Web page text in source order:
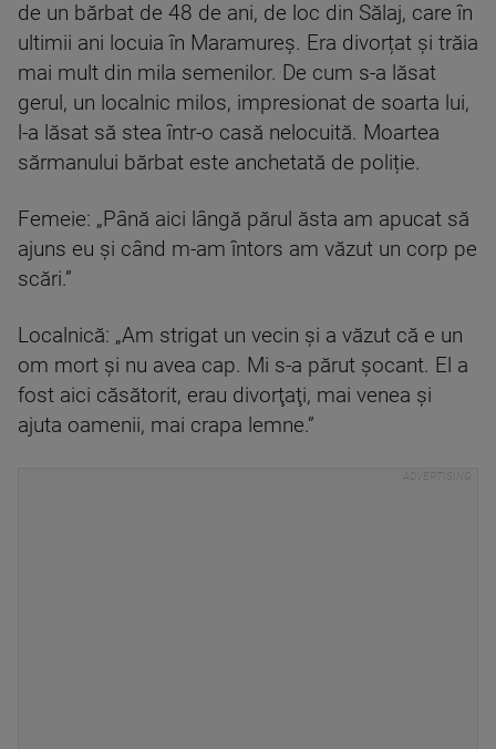
de un bărbat de 48 de ani, de loc din Sălaj, care în
ultimii ani locuia în Maramureș. Era divorțat și trăia
mai mult din mila semenilor. De cum s-a lăsat
gerul, un localnic milos, impresionat de soarta lui,
l-a lăsat să stea într-o casă nelocuită. Moartea
sărmanului bărbat este anchetată de poliție.
Femeie: „Până aici lângă părul ăsta am apucat să
ajuns eu şi când m-am întors am văzut un corp pe
scări.”
Localnică: „Am strigat un vecin şi a văzut că e un
om mort şi nu avea cap. Mi s-a părut şocant. El a
fost aici căsătorit, erau divorţaţi, mai venea şi
ajuta oamenii, mai crapa lemne.”